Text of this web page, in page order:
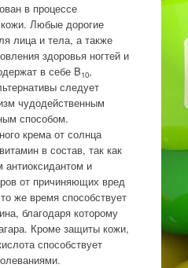
в процессе
Любые дорогие
лица и тела, а также
здоровья ногтей и
в себе B10,
следует
чудодейственным
способом.
крема от солнца
в состав, так как
и
от причиняющих вред
же время способствует
благодаря которому
Кроме защиты кожи,
способствует